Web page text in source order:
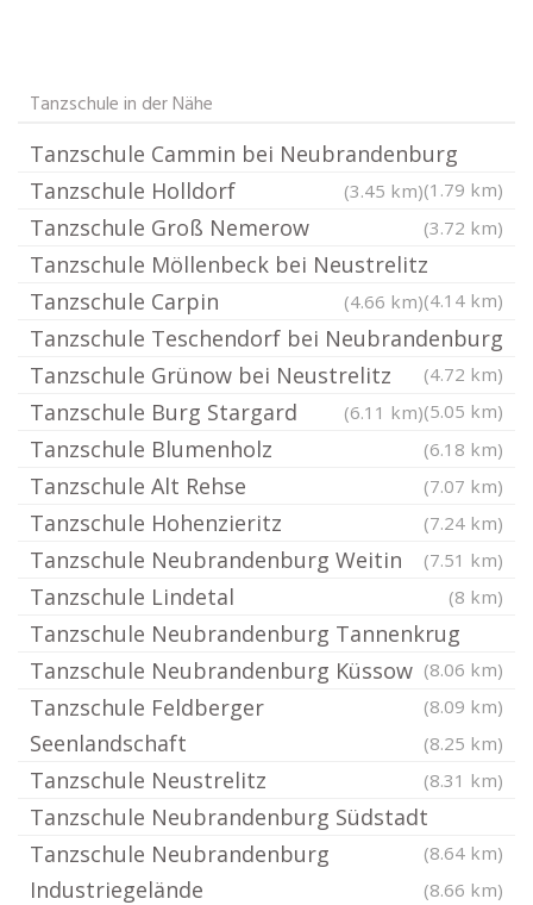
Tanzschule in der Nähe
Tanzschule Cammin bei Neubrandenburg
(1.79 km)
Tanzschule Holldorf (3.45 km)
Tanzschule Groß Nemerow (3.72 km)
Tanzschule Möllenbeck bei Neustrelitz
(4.14 km)
Tanzschule Carpin (4.66 km)
Tanzschule Teschendorf bei Neubrandenburg
(4.72 km)
Tanzschule Grünow bei Neustrelitz
(5.05 km)
Tanzschule Burg Stargard (6.11 km)
Tanzschule Blumenholz (6.18 km)
Tanzschule Alt Rehse (7.07 km)
Tanzschule Hohenzieritz (7.24 km)
Tanzschule Neubrandenburg Weitin (7.51 km)
Tanzschule Lindetal (8 km)
Tanzschule Neubrandenburg Tannenkrug
(8.06 km)
Tanzschule Neubrandenburg Küssow
(8.09 km)
Tanzschule Feldberger
Seenlandschaft
(8.25 km)
Tanzschule Neustrelitz (8.31 km)
Tanzschule Neubrandenburg Südstadt
(8.64 km)
Tanzschule Neubrandenburg
Industriegelände
(8.66 km)